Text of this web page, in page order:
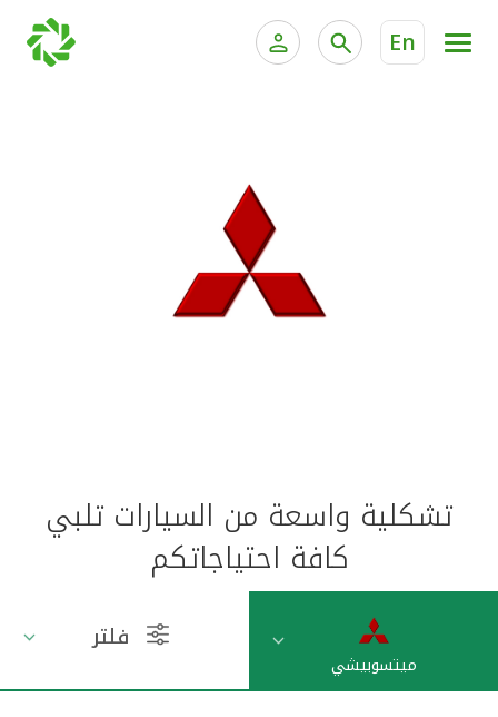
En
الخدمات المصرفية الإلكترونية للشركات
خدمة "بيتك" للتداول الإلكتروني
مواقع الفروع وأجهزة الصرف الآلي
تركيا
تشكلية واسعة من السيارات تلبي
كافة احتياجاتكم
ميتسوبيشي
فلتر